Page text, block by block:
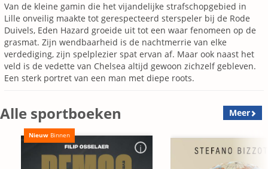
Van de kleine gamin die het vijandelijke strafschopgebied in
Lille onveilig maakte tot gerespecteerd sterspeler bij de Rode
Duivels, Eden Hazard groeide uit tot een waar fenomeen op de
grasmat. Zijn wendbaarheid is de nachtmerrie van elke
verdediging, zijn spelplezier spat ervan af. Maar ook naast het
veld is de vedette van Chelsea altijd gewoon zichzelf gebleven.
Een sterk portret van een man met diepe roots.
Alle sportboeken Meer
Nieuw Binnen